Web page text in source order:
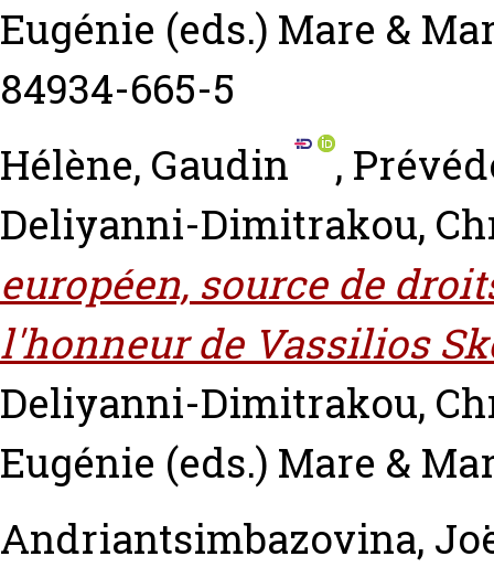
Eugénie (eds.) Mare &
84934-665-5
Hélène, Gaudin
,
Deliyanni-Dimitrakou,
européen, source de
l'honneur de Vassilios
Deliyanni-Dimitrakou,
Eugénie (eds.) Mare &
Andriantsimbazovina,